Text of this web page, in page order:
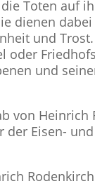
Toten auf
dienen
und
oder
und
von Heinrich
der Eisen-